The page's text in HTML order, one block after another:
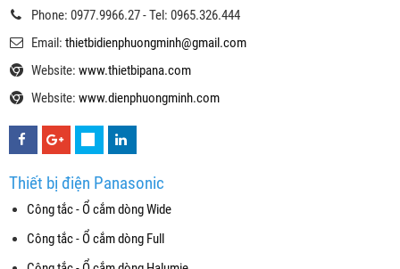
Phone: 0977.9966.27 - Tel: 0965.326.444
Email: thietbidienphuongminh@gmail.com
Website: www.thietbipana.com
Website: www.dienphuongminh.com
Thiết bị điện Panasonic
Công tắc - Ổ cắm dòng Wide
Công tắc - Ổ cắm dòng Full